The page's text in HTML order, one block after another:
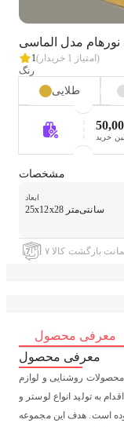
1 (امتیاز 1
خریدار)
رنگ
طلایی
خرید
مشخصات
ابعاد
25x12x28 سانتی‌متر
بازگشت کالا
معرفی محصول
معرفی محصول
محصولات روشنایی و لوازم
حرفه ای اقدام به تولید انواع لوستر و
است. هدف این مجموعه